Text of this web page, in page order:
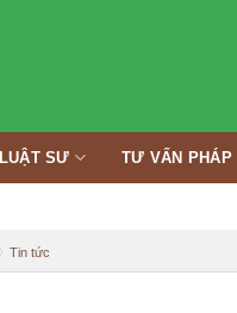
LUẬT SƯ TƯ VẤN PHÁP
Tin tức